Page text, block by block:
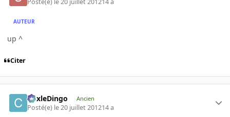
Posté(e) le 20 juillet 201214 a
AUTEUR
up ^
Citer
CoxleDingo Ancien
Posté(e) le 20 juillet 201214 a